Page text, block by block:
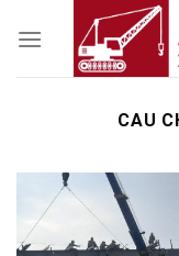
CAU